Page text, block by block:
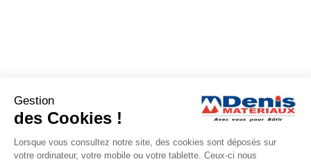
Gestion
des Cookies !
Lorsque vous consultez notre site, des cookies sont déposés sur
votre ordinateur, votre mobile ou votre tablette. Ceux-ci nous